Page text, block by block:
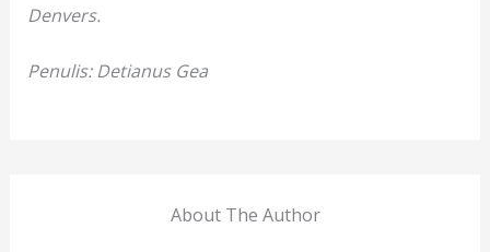
Denvers.
Penulis: Detianus Gea
About The Author